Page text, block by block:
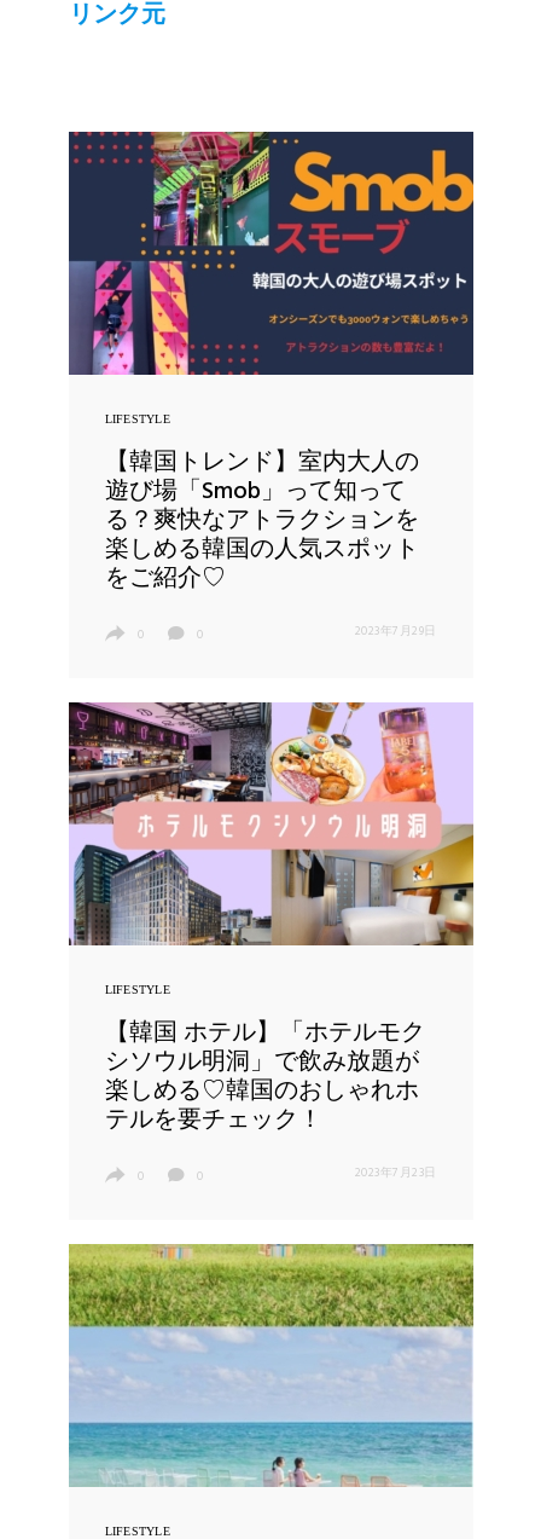
リンク元
LIFESTYLE
【韓国トレンド】室内大人の
遊び場「Smob」って知って
る？爽快なアトラクションを
楽しめる韓国の人気スポット
をご紹介♡
0 0 2023年7月29日
LIFESTYLE
【韓国 ホテル】「ホテルモク
シソウル明洞」で飲み放題が
楽しめる♡韓国のおしゃれホ
テルを要チェック！
0 0 2023年7月23日
LIFESTYLE